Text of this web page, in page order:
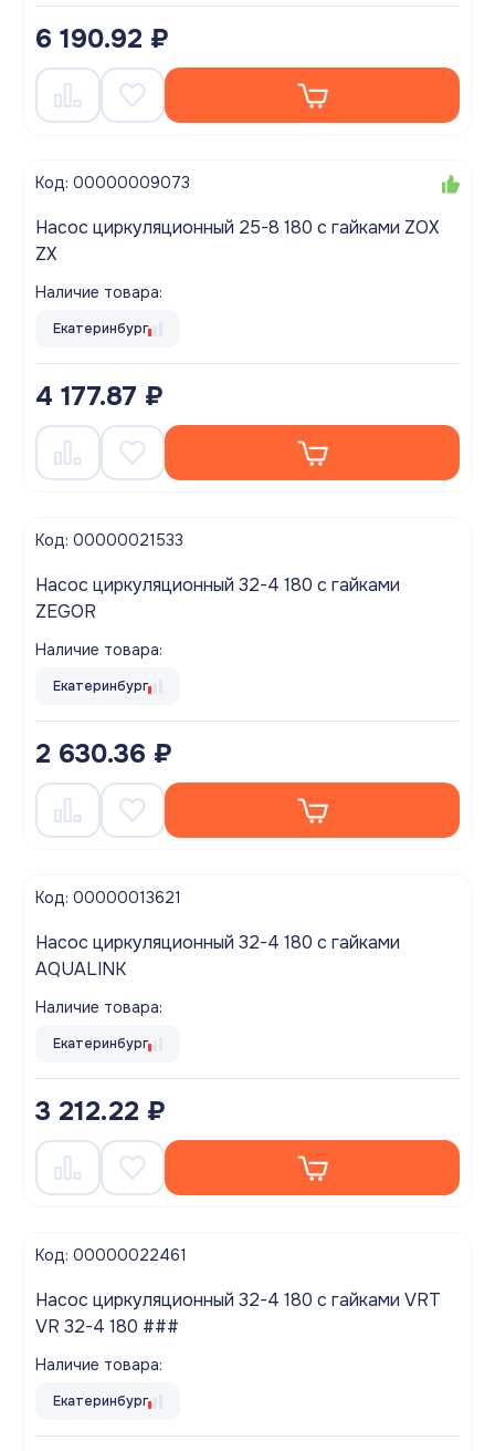
6 190.92 ₽
Код: 00000009073
Насос циркуляционный 25-8 180 с гайками ZOX
ZX
Наличие товара:
Екатеринбург
4 177.87 ₽
Код: 00000021533
Насос циркуляционный 32-4 180 с гайками
ZEGOR
Наличие товара:
Екатеринбург
2 630.36 ₽
Код: 00000013621
Насос циркуляционный 32-4 180 с гайками
AQUALINK
Наличие товара:
Екатеринбург
3 212.22 ₽
Код: 00000022461
Насос циркуляционный 32-4 180 с гайками VRT
VR 32-4 180 ###
Наличие товара:
Екатеринбург